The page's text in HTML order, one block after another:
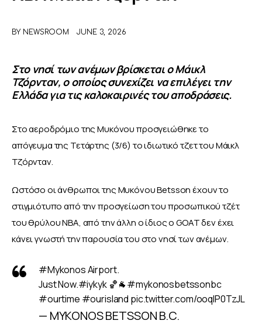
ΑΦΙΕΡΩΜΑΤΑ
BY NEWSROOM JUNE 3, 2026
Στο νησί των ανέμων βρίσκεται ο Μάικλ
Τζόρνταν, ο οποίος συνεχίζει να επιλέγει την
Ελλάδα για τις καλοκαιρινές του αποδράσεις.
Στο αεροδρόμιο της Μυκόνου προσγειώθηκε το
απόγευμα της Τετάρτης (3/6) το ιδιωτικό τζετ του Μάικλ
Τζόρνταν.
Ωστόσο οι άνθρωποι της Μυκόνου Betsson έχουν το
στιγμιότυπο από την προσγείωση του προσωπικού τζέτ
του θρύλου ΝΒΑ, από την άλλη ο ίδιος ο GOAT δεν έχει
κάνει γνωστή την παρουσία του στο νησί των ανέμων.
#MykonosAirport.
Just Now.#iykyk🏀🐐#mykonosbetssonbc
#ourtime #ourisland pic.twitter.com/ooqIP0TzJL
— MYKONOS BETSSON B.C.